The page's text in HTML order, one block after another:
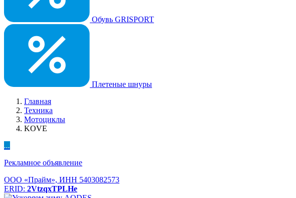
Обувь GRISPORT
Плетеные шнуры
Главная
Техника
Мотоциклы
KOVE
...
Рекламное объявление
ООО «Прайм», ИНН 5403082573
ERID: 2VtzqxTPLHe